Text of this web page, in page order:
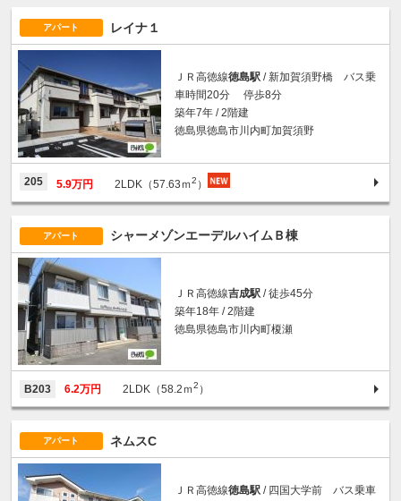
アパート レイナ１
ＪＲ高徳線徳島駅 / 新加賀須野橋 バス乗
車時間20分 停歩8分
築年7年 / 2階建
徳島県徳島市川内町加賀須野
205 5.9万円 2LDK（57.63ｍ2 ）
アパート シャーメゾンエーデルハイムＢ棟
ＪＲ高徳線吉成駅 / 徒歩45分
築年18年 / 2階建
徳島県徳島市川内町榎瀬
B203 6.2万円 2LDK（58.2ｍ2 ）
アパート ネムスC
ＪＲ高徳線徳島駅 / 四国大学前 バス乗車